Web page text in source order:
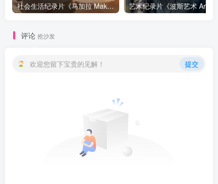
社会生活纪录片《马加拉 Makala》下载
评论 抢沙发
欢迎您留下宝贵的见解！ 提交